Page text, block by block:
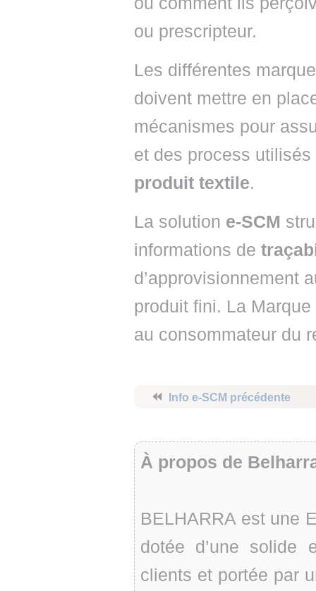
ou prescripteur.
Les différentes
doivent mettre en
mécanismes pour
et des process
produit textile.
La solution e-SCM
informations de
d’approvisionnement
produit fini. La
au consommateur du
⏪ Info e-SCM précédente
À propos de
BELHARRA est une
dotée d’une solide
clients et portée par